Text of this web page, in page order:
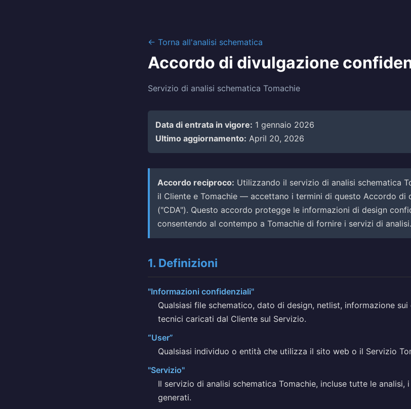
← Torna all'analisi schematica
Accordo di divulgazione
Servizio di analisi schematica Tomachie
Data di entrata in vigore: 1 gennaio 2026
Ultimo aggiornamento: April 20, 2026
Accordo reciproco: Utilizzando il servizio di analisi schematica
il Cliente e Tomachie — accettano i termini di questo Accordo di
("CDA"). Questo accordo protegge le informazioni di design
consentendo al contempo a Tomachie di fornire i servizi di analisi.
1. Definizioni
"Informazioni confidenziali"
Qualsiasi file schematico, dato di design, netlist, informazione
tecnici caricati dal Cliente sul Servizio.
“User”
Qualsiasi individuo o entità che utilizza il sito web o il Servizio
"Servizio"
Il servizio di analisi schematica Tomachie, incluse tutte le
generati.